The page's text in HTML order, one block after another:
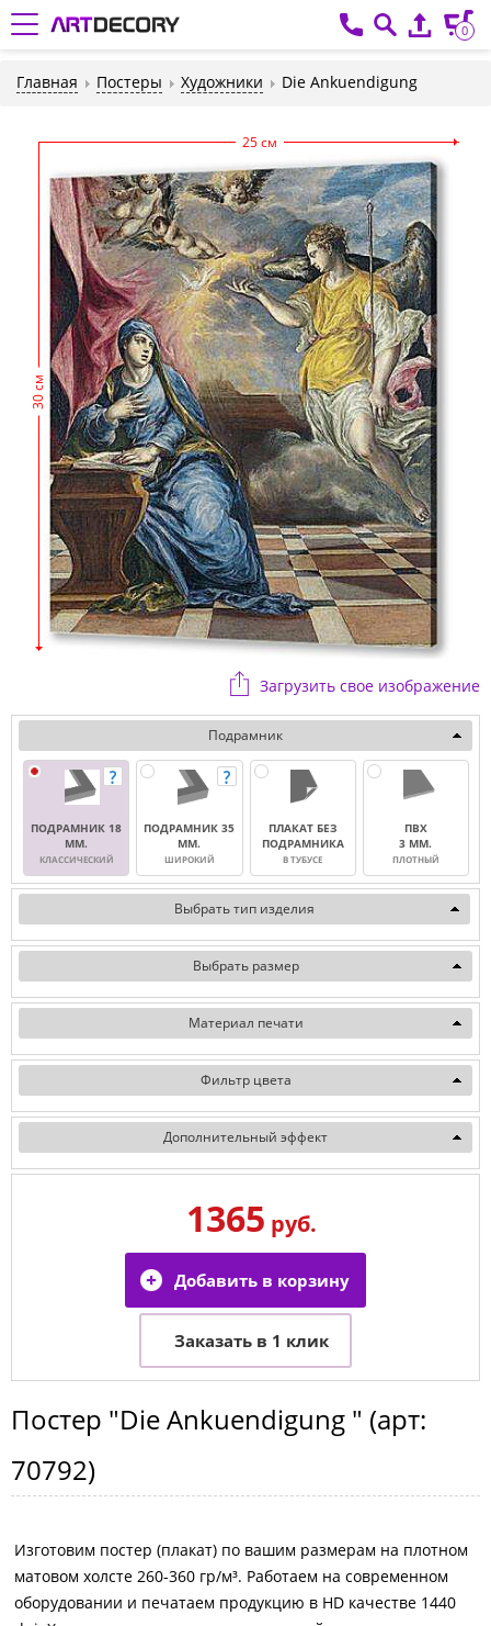
0
Главная Постеры Художники Die Ankuendigung
25 см
30 см
Загрузить свое изображение
Подрамник
ПОДРАМНИК 18
ММ.
КЛАССИЧЕСКИЙ
ПОДРАМНИК 35
ММ.
ШИРОКИЙ
ПЛАКАТ БЕЗ
ПОДРАМНИКА
В ТУБУСЕ
ПВХ
3 ММ.
ПЛОТНЫЙ
Выбрать тип изделия
Выбрать размер
Материал печати
Фильтр цвета
Дополнительный эффект
1365 руб.
Постер "Die Ankuendigung " (арт:
70792)
Изготовим постер (плакат) по вашим размерам на плотном
матовом холсте 260-360 гр/м³. Работаем на современном
оборудовании и печатаем продукцию в HD качестве 1440